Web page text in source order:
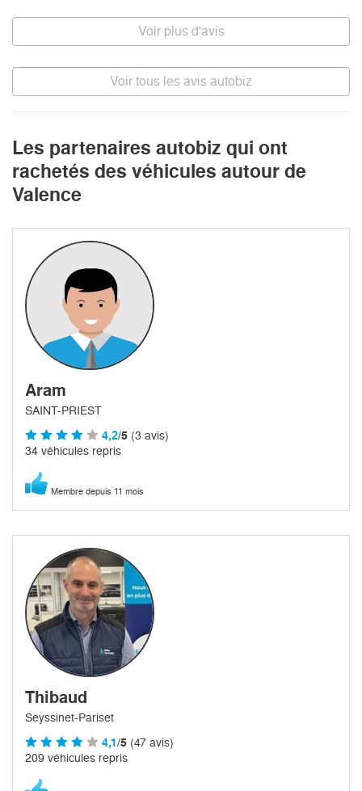
Voir plus d'avis
Voir tous les avis autobiz
Les partenaires autobiz qui ont
rachetés des véhicules autour de
Valence
Aram
SAINT-PRIEST
4,2/5 (3 avis)
34 véhicules repris
Membre depuis 11 mois
Thibaud
Seyssinet-Pariset
4,1/5 (47 avis)
209 véhicules repris